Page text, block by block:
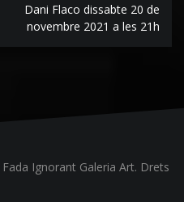
Dani Flaco dissabte 20 de
novembre 2021 a les 21h
Ignorant Galeria Art. Drets